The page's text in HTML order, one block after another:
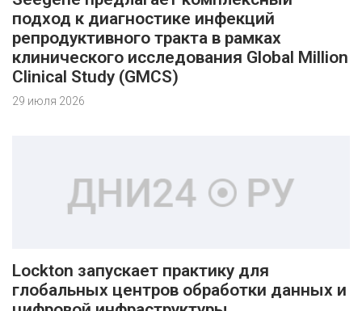
подход к диагностике инфекций
репродуктивного тракта в рамках
клинического исследования Global Million
Clinical Study (GMCS)
29 июля 2026
Lockton запускает практику для
глобальных центров обработки данных и